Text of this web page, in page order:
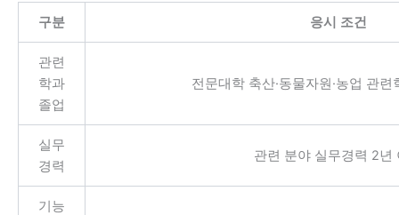
구분 응시 조건
관련
학과
졸업
전문대학 축산·동물자원·농업 관
실무
경력
관련 분야 실무경력 2년
기능